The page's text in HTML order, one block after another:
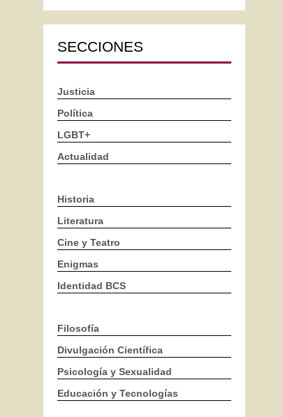
SECCIONES
Justicia
Política
LGBT+
Actualidad
Historia
Literatura
Cine y Teatro
Enigmas
Identidad BCS
Filosofía
Divulgación Científica
Psicología y Sexualidad
Educación y Tecnologías